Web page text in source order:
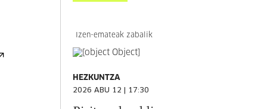
Izen-emateak zabalik
HEZKUNTZA
2026 ABU 12 | 17:30